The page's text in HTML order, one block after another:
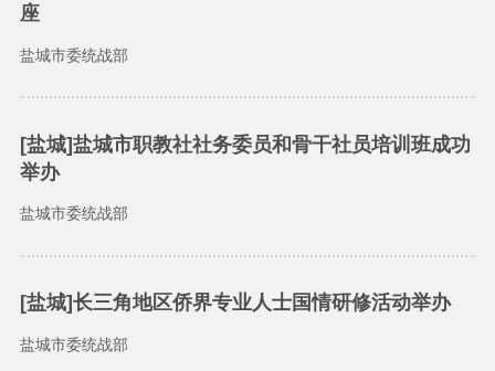
座
盐城市委统战部
[盐城]盐城市职教社社务委员和骨干社员培训班成功
举办
盐城市委统战部
[盐城]长三角地区侨界专业人士国情研修活动举办
盐城市委统战部